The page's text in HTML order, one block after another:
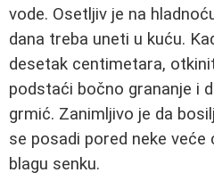
vode. Osetljiv je na
dana treba uneti u kuću.
desetak centimetara,
podstaći bočno grananje i
grmić. Zanimljivo je da
se posadi pored neke
blagu senku.